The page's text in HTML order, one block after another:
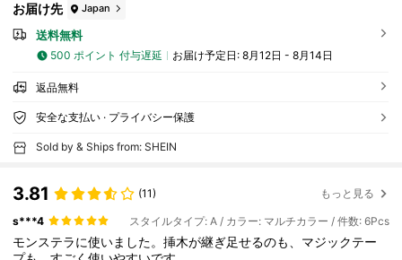
お届け先 Japan
送料無料
500 ポイント 付与遅延 お届け予定日: 8月12日 - 8月14日
返品無料
安全な支払い · プライバシー保護
Sold by & Ships from: SHEIN
3.81 (11) もっと見る
s***4 スタイルタイプ: A / カラー: マルチカラー / 件数: 6Pcs
モンステラに使いました。挿木が継ぎ足せるのも、マジックテー